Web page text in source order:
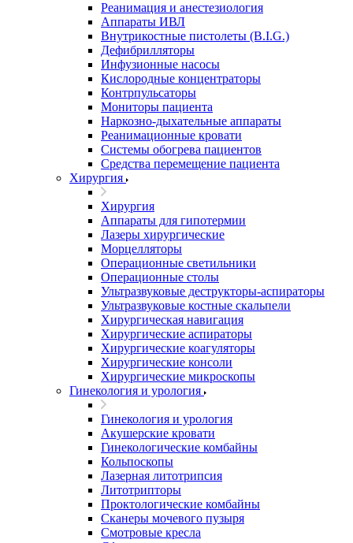
Реанимация и анестезиология
Аппараты ИВЛ
Внутрикостные пистолеты (B.I.G.)
Дефибрилляторы
Инфузионные насосы
Кислородные концентраторы
Контрпульсаторы
Мониторы пациента
Наркозно-дыхательные аппараты
Реанимационные кровати
Системы обогрева пациентов
Средства перемещение пациента
Хирургия
Хирургия
Аппараты для гипотермии
Лазеры хирургические
Морцелляторы
Операционные светильники
Операционные столы
Ультразвуковые деструкторы-аспираторы
Ультразвуковые костные скальпели
Хирургическая навигация
Хирургические аспираторы
Хирургические коагуляторы
Хирургические консоли
Хирургические микроскопы
Гинекология и урология
Гинекология и урология
Акушерские кровати
Гинекологические комбайны
Кольпоскопы
Лазерная литотрипсия
Литотрипторы
Проктологические комбайны
Сканеры мочевого пузыря
Смотровые кресла